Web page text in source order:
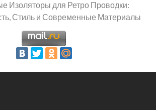
Изоляторы для Ретро Проводки:
Стиль и Современные Материалы